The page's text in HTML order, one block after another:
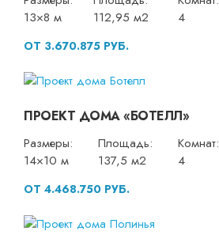
13×8 м
112,95 м2
4
ОТ 3.670.875 РУБ.
ПРОЕКТ ДОМА «БОТЕЛЛ»
Размеры:
14×10 м
Площадь:
137,5 м2
Комнат:
4
ОТ 4.468.750 РУБ.